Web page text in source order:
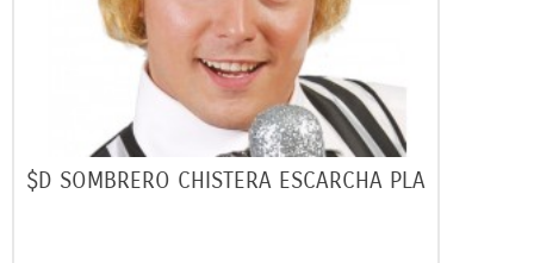
$D SOMBRERO CHISTERA ESCARCHA PLA